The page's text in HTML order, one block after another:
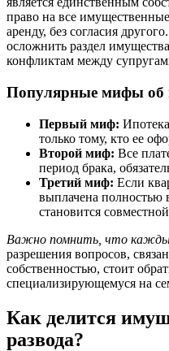
право на все
аренду, без согласия
осложнить раздел
конфликтам между
Популярные мифы об
Первый миф:
только тому, кто ее
Второй миф: Все
период брака,
Третий миф: Если
выплачена полностью
становится
Важно помнить, что
разрешения вопросов,
собственностью, стоит
специализирующемуся на
Как делится
развода?